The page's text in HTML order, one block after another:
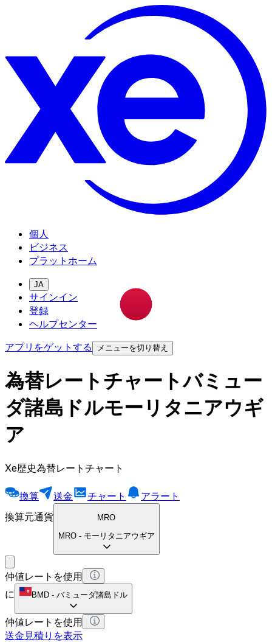
個人
ビジネス
プラットホーム
JA
サインイン
登録
ヘルプセンター
アプリをゲットする
メニューを切り替え
為替レートチャートバミュー
ダ諸島ドルモーリタニアウギ
ア
Xe歴史為替レートチャート
換算 送金 チャート
アラート
換算元通貨
MRO
MRO - モーリタニアウギア
仲値レートを使用
に
BMD - バミューダ諸島ドル
仲値レートを使用
送金見積りを表示